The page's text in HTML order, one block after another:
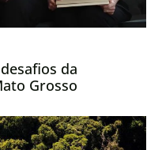
da
Grosso